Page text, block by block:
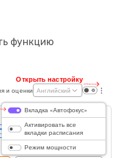
функцию
и оценки Английский
Вкладка «Автофокус»
Активировать все
вкладки расписания
Режим мощности
Открыть настройку
Открыто в день
-
Закрыть в день